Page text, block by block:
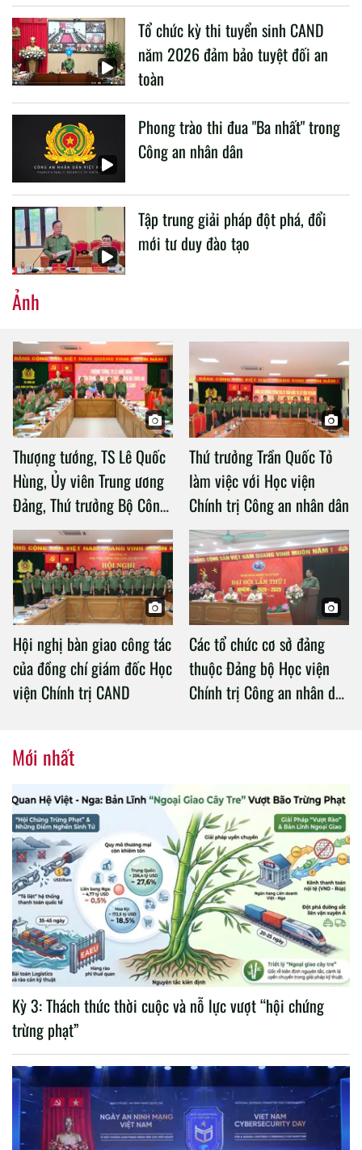
liên quan đến công tác giáo dục và đào tạo của lực lượng
CAND.
Tổ chức kỳ thi tuyển sinh CAND
năm 2026 đảm bảo tuyệt đối an
toàn
Phong trào thi đua "Ba nhất" trong
Công an nhân dân
Tập trung giải pháp đột phá, đổi
mới tư duy đào tạo
Ảnh
Thượng tướng, TS Lê Quốc
Hùng, Ủy viên Trung ương
Đảng, Thứ trưởng Bộ Công
an làm việc với Học viện
Chính trị Công an nhân dân
Thứ trưởng Trần Quốc Tỏ
làm việc với Học viện
Chính trị Công an nhân dân
Hội nghị bàn giao công tác
của đồng chí giám đốc Học
viện Chính trị CAND
Các tổ chức cơ sở đảng
thuộc Đảng bộ Học viện
Chính trị Công an nhân dân
Mới nhất
Kỳ 3: Thách thức thời cuộc và nỗ lực vượt “hội chứng
trừng phạt”